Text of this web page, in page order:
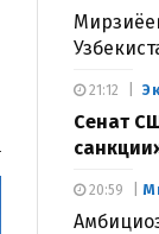
Сенат
21:12
20:59